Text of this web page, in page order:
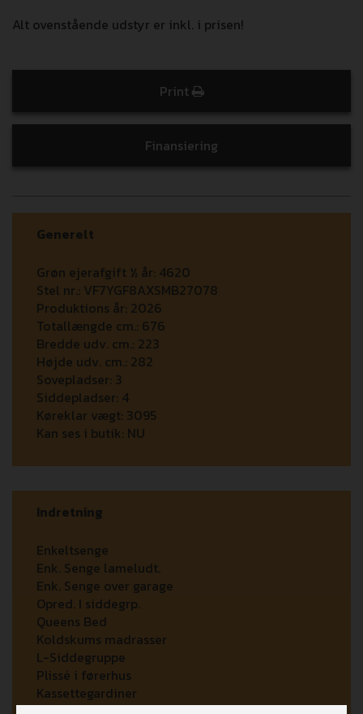
Alt ovenstående udstyr er inkl. i prisen!
Print
Finansiering
Generelt
Grøn ejerafgift ½ år: 4620
Stel nr.: VF7YGF8AXSMB27078
Produktions år: 2026
Totallængde cm.: 676
Bredde udv. cm.: 223
Højde udv. cm.: 282
Sovepladser: 3
Siddepladser: 4
Køreklar vægt: 3095
Kan ses i butik: NU
Indretning
Enkeltsenge
Enk. Senge lameludt.
Enk. Senge over garage
Opred. I siddegrp.
Queens Bed
Koldskums madrasser
L-Siddegruppe
Plissé i førerhus
Kassettegardiner